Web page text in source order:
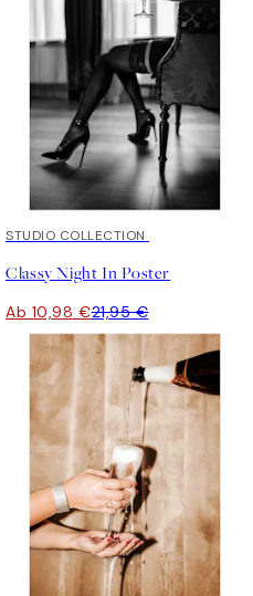
50%*
STUDIO COLLECTION
Classy Night In Poster
Ab 10,98 €21,95 €